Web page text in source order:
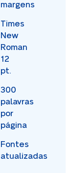
margens
Times
New
Roman
12
pt.
300
palavras
por
página
Fontes
atualizadas